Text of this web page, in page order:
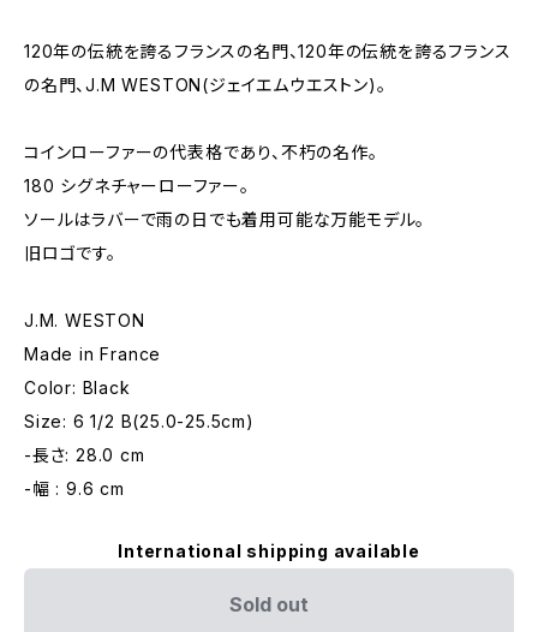
120年の伝統を誇るフランスの名門、120年の伝統を誇るフランス
の名門、J.M WESTON(ジェイエムウエストン)。
コインローファーの代表格であり、不朽の名作。
180 シグネチャーローファー。
ソールはラバーで雨の日でも着用可能な万能モデル。
旧ロゴです。
J.M. WESTON
Made in France
Color: Black
Size: 6 1/2 B(25.0-25.5cm)
-長さ: 28.0 cm
-幅 : 9.6 cm
International shipping available
Sold out